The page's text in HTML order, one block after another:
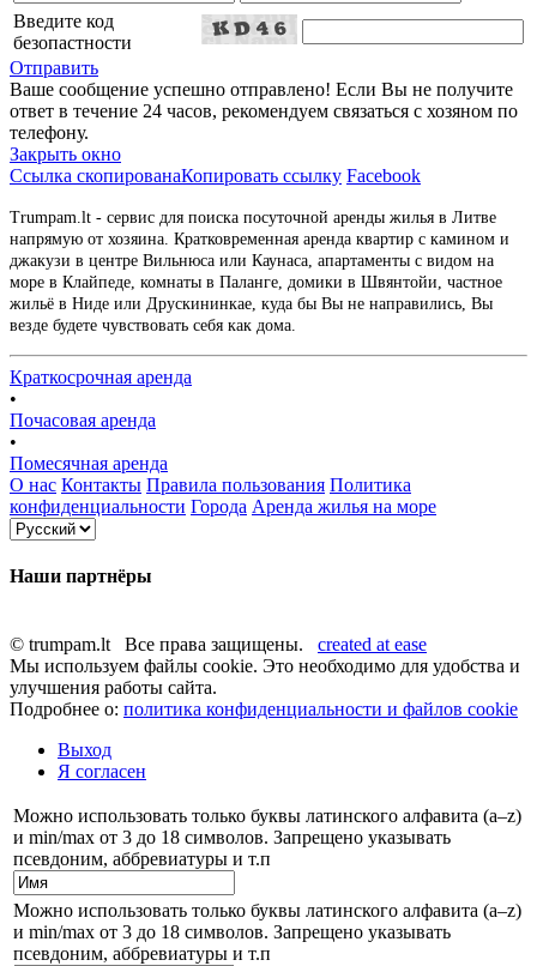
Введите код
безопастности
Отправить
Ваше сообщение успешно отправлено! Если Вы не получите
ответ в течение 24 часов, рекомендуем связаться с хозяном по
телефону.
Закрыть окно
Ссылка скопированаКопировать ссылку Facebook
Trumpam.lt - сервис для поиска посуточной аренды жилья в Литве
напрямую от хозяина. Кратковременная аренда квартир с камином и
джакузи в центре Вильнюса или Каунаса, апартаменты с видом на
море в Клайпеде, комнаты в Паланге, домики в Швянтойи, частное
жильё в Ниде или Друскининкае, куда бы Вы не направились, Вы
везде будете чувствовать себя как дома.
Краткосрочная аренда
•
Почасовая аренда
•
Помесячная аренда
О нас Контакты Правила пользования Политика
конфиденциальности Города Аренда жилья на море
Наши партнёры
© trumpam.lt Все права защищены. created at ease
Мы используем файлы cookie. Это необходимо для удобства и
улучшения работы сайта.
Подробнее о: политика конфиденциальности и файлов cookie
Выход
Я согласен
Можно использовать только буквы латинского алфавита (a–z)
и min/max от 3 до 18 символов. Запрещено указывать
псевдоним, аббревиатуры и т.п
Можно использовать только буквы латинского алфавита (a–z)
и min/max от 3 до 18 символов. Запрещено указывать
псевдоним, аббревиатуры и т.п